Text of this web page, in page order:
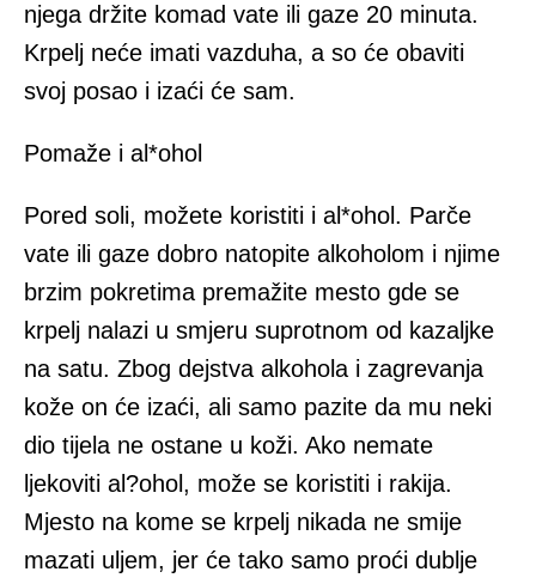
njega držite komad vate ili gaze 20 minuta.
Krpelj neće imati vazduha, a so će obaviti
svoj posao i izaći će sam.
Pomaže i al*ohol
Pored soli, možete koristiti i al*ohol. Parče
vate ili gaze dobro natopite alkoholom i njime
brzim pokretima premažite mesto gde se
krpelj nalazi u smjeru suprotnom od kazaljke
na satu. Zbog dejstva alkohola i zagrevanja
kože on će izaći, ali samo pazite da mu neki
dio tijela ne ostane u koži. Ako nemate
ljekoviti al?ohol, može se koristiti i rakija.
Mjesto na kome se krpelj nikada ne smije
mazati uljem, jer će tako samo proći dublje